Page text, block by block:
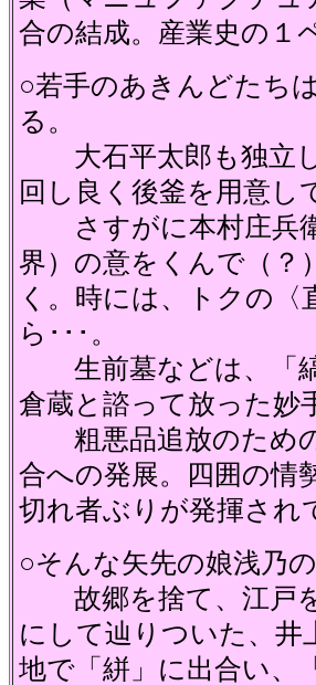
合の結成。産業史の１
○若手のあきんどたち
る。
大石平太郎も独立し
回し良く後釜を用意し
さすがに本村庄兵衛
界）の意をくんで（
く。時には、トクの
ら･･･。
生前墓などは、「縞
倉蔵と諮って放った妙
粗悪品追放のための
合への発展。四囲の
切れ者ぶりが発揮され
○そんな矢先の娘浅乃
故郷を捨て、江戸を
にして辿りついた
地で「絣」に出合い、